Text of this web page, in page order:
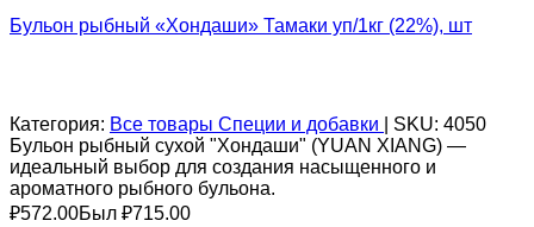
Бульон рыбный «Хондаши» Тамаки уп/1кг (22%), шт
Категория: Все товары Специи и добавки SKU: 4050
Бульон рыбный сухой "Хондаши" (YUAN XIANG) —
идеальный выбор для создания насыщенного и
ароматного рыбного бульона.
₽572.00Был ₽715.00